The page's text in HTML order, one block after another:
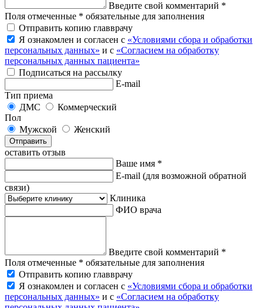
Введите свой комментарий *
Поля отмеченные * обязательные для заполнения
Отправить копию главврачу
Я ознакомлен и согласен с «Условиями сбора и обработки
персональных данных» и с «Согласием на обработку
персональных данных пациента»
Подписаться на рассылку
E-mail
Тип приема
ДМС
Коммерческий
Пол
Мужской
Женский
Отправить
оставить отзыв
Ваше имя *
E-mail (для возможной обратной
связи)
Клиника
ФИО врача
Введите свой комментарий *
Поля отмеченные * обязательные для заполнения
Отправить копию главврачу
Я ознакомлен и согласен с «Условиями сбора и обработки
персональных данных» и с «Согласием на обработку